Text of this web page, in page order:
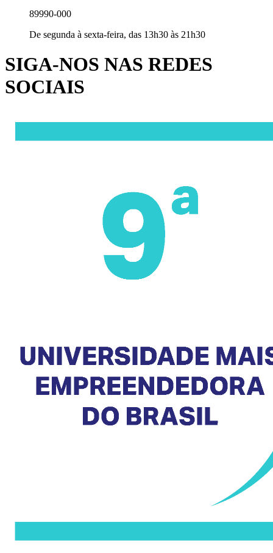
89990-000
De segunda à sexta-feira, das 13h30 às 21h30
SIGA-NOS NAS REDES
SOCIAIS